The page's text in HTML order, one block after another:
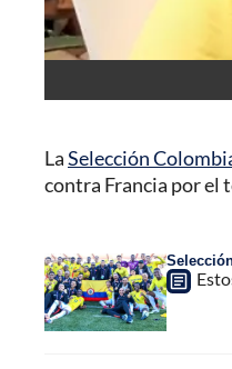
LaSelección
contra Francia por el